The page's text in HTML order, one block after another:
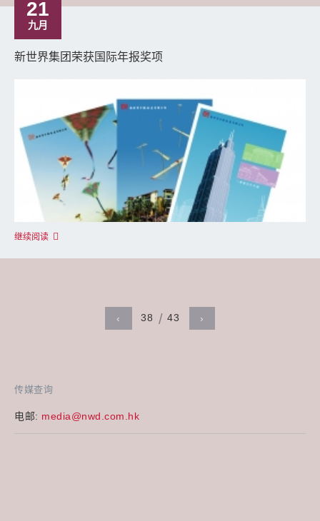
传媒查询
电邮: media@nwd.com.hk
21
九月
新世界集团荣获国际年报奖项
继续阅读
‹ 38 43 ›